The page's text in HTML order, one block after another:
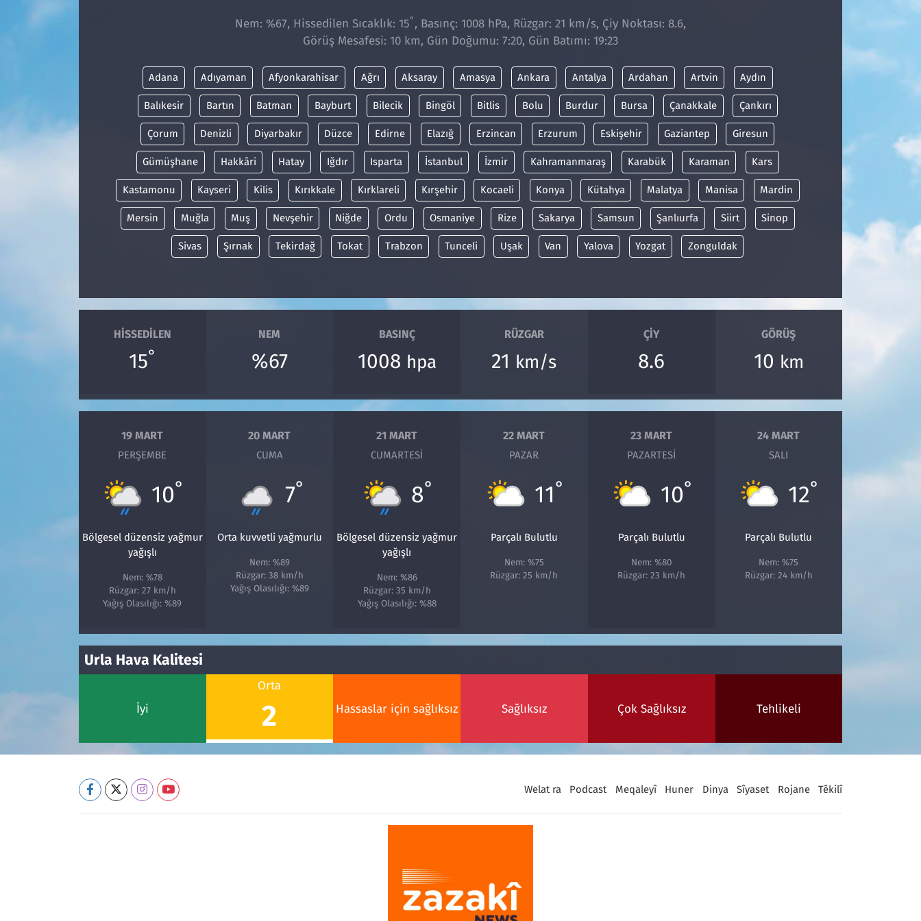
Nem: %67, Hissedilen Sıcaklık: 15° , Basınç: 1008 hPa, Rüzgar: 21 km/s, Çiy Noktası: 8.6,
Görüş Mesafesi: 10 km, Gün Doğumu: 7:20, Gün Batımı: 19:23
Adana Adıyaman Afyonkarahisar Ağrı Aksaray Amasya Ankara Antalya Ardahan Artvin Aydın
Balıkesir Bartın Batman Bayburt Bilecik Bingöl Bitlis Bolu Burdur Bursa Çanakkale Çankırı
Çorum Denizli Diyarbakır Düzce Edirne Elazığ Erzincan Erzurum Eskişehir Gaziantep Giresun
Gümüşhane Hakkâri Hatay Iğdır Isparta İstanbul İzmir Kahramanmaraş Karabük Karaman Kars
Kastamonu Kayseri Kilis Kırıkkale Kırklareli Kırşehir Kocaeli Konya Kütahya Malatya Manisa Mardin
Mersin Muğla Muş Nevşehir Niğde Ordu Osmaniye Rize Sakarya Samsun Şanlıurfa Siirt Sinop
Sivas Şırnak Tekirdağ Tokat Trabzon Tunceli Uşak Van Yalova Yozgat Zonguldak
HISSEDILEN
15°
NEM
%67
BASINÇ
1008 hpa
RÜZGAR
21 km/s
ÇIY
8.6
GÖRÜŞ
10 km
19 MART
PERŞEMBE
10°
Bölgesel düzensiz yağmur
yağışlı
Nem: %78
Rüzgar: 27 km/h
Yağış Olasılığı: %89
20 MART
CUMA
7°
Orta kuvvetli yağmurlu
Nem: %89
Rüzgar: 38 km/h
Yağış Olasılığı: %89
21 MART
CUMARTESI
8°
Bölgesel düzensiz yağmur
yağışlı
Nem: %86
Rüzgar: 35 km/h
Yağış Olasılığı: %88
22 MART
PAZAR
11°
Parçalı Bulutlu
Nem: %75
Rüzgar: 25 km/h
23 MART
PAZARTESI
10°
Parçalı Bulutlu
Nem: %80
Rüzgar: 23 km/h
24 MART
SALI
12°
Parçalı Bulutlu
Nem: %75
Rüzgar: 24 km/h
Urla Hava Kalitesi
İyi
Orta
2 Hassaslar için sağlıksız Sağlıksız Çok Sağlıksız Tehlikeli
Welat ra Podcast Meqaleyî Huner Dinya Sîyaset Rojane Têkilî